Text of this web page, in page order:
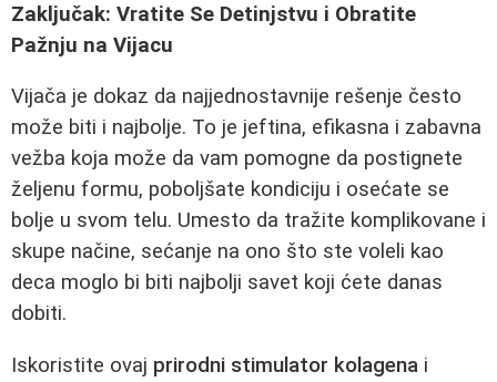
Zaključak: Vratite Se Detinjstvu i Obratite
Pažnju na Vijacu
Vijača je dokaz da najjednostavnije rešenje često
može biti i najbolje. To je jeftina, efikasna i zabavna
vežba koja može da vam pomogne da postignete
željenu formu, poboljšate kondiciju i osećate se
bolje u svom telu. Umesto da tražite komplikovane i
skupe načine, sećanje na ono što ste voleli kao
deca moglo bi biti najbolji savet koji ćete danas
dobiti.
Iskoristite ovaj prirodni stimulator kolagena i